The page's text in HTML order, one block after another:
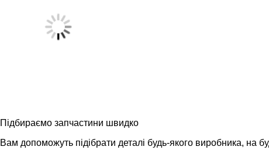
Підбираємо запчастини швидко
Вам допоможуть підібрати деталі будь-якого виробника, на